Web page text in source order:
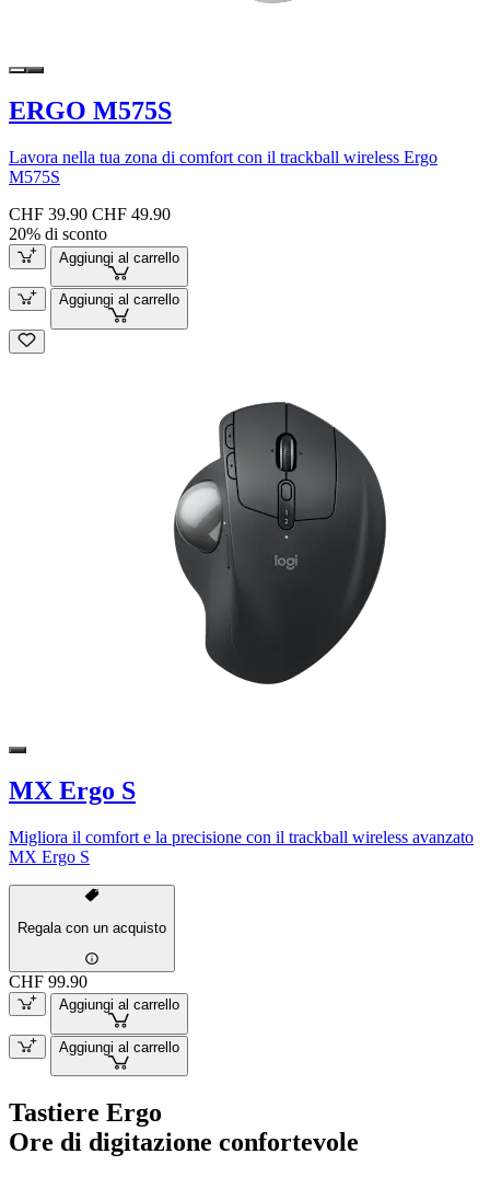
ERGO M575S
Lavora nella tua zona di comfort con il trackball wireless Ergo
M575S
CHF 39.90 CHF 49.90
20% di sconto
Aggiungi al carrello
Aggiungi al carrello
MX Ergo S
Migliora il comfort e la precisione con il trackball wireless avanzato
MX Ergo S
Regala con un acquisto
CHF 99.90
Aggiungi al carrello
Aggiungi al carrello
Tastiere Ergo
Ore di digitazione confortevole